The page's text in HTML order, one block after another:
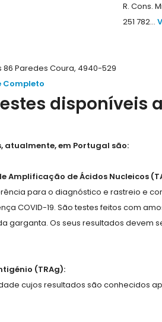
R. Cons.
251 782...
86 Paredes Coura, 4940-529
Completo
disponíveis
atualmente, em Portugal são:
Amplificação de Ácidos Nucleicos
para o diagnóstico e rastreio e
COVID-19. São testes feitos com
garganta. Os seus resultados devem
(TRAg):
cujos resultados são conhecidos